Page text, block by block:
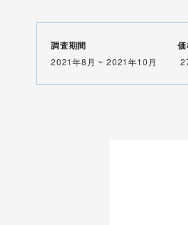
調査期間
2021年8月 ~ 2021年10月